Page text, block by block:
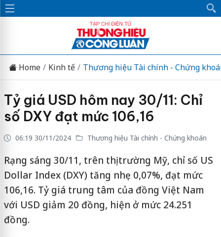
Home Kinh tế Thương hiệu Tài chính - Chứng
Tỷ giá USD hôm nay 30/11: Chỉ
số DXY đạt mức 106,16
06:19 30/11/2024 Thương hiệu Tài chính - Chứng khoán
Rạng sáng 30/11, trên thị trường Mỹ, chỉ số US
Dollar Index (DXY) tăng nhẹ 0,07%, đạt mức
106,16. Tỷ giá trung tâm của đồng Việt Nam
với USD giảm 20 đồng, hiện ở mức 24.251
đồng.